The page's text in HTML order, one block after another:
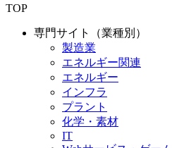
TOP
専門サイト（業種別）
製造業
エネルギー関連
エネルギー
インフラ
プラント
化学・素材
IT